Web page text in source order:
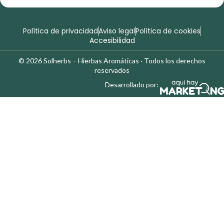
Política de privacidadAviso legalPolítica de cookies
Accesibilidad
© 2026 Solherbs – Hierbas Aromáticas · Todos los derechos
reservados
Desarrollado por: